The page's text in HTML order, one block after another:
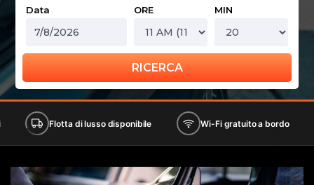
Data ORE MIN
RICERCA
di lusso disponibile Wi-Fi gratuito a bordo